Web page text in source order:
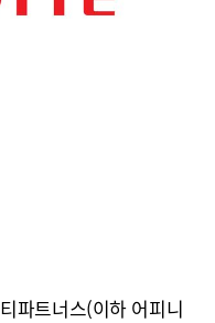
파트너스(이하 어피니